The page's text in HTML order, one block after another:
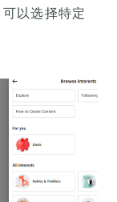
以选择特定